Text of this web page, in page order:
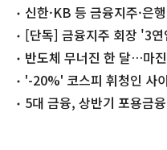
신한·KB 등 금융지주·은
립 [단독] 금융지주 회장 '3
개편안 공개
반도체 무너진 한 달…마
았다'-20%' 코스피 휘청인 사
주 5대 금융, 상반기 포용금